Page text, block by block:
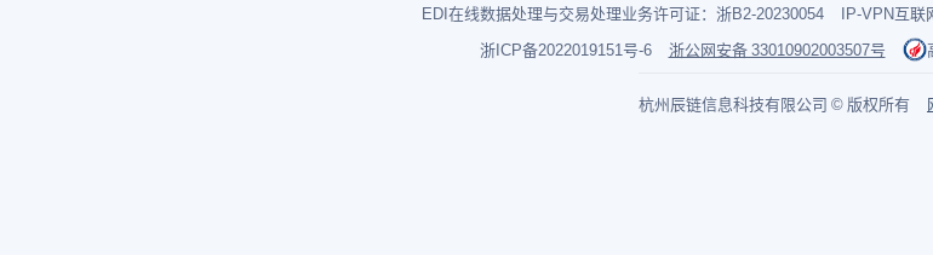
EDI在线数据处理与交易处理业务许可证：浙B2-20230054
IP-VPN互联
浙ICP备2022019151号-6
浙公网安备 33010902003507号
杭州辰链信息科技有限公司 © 版权所有